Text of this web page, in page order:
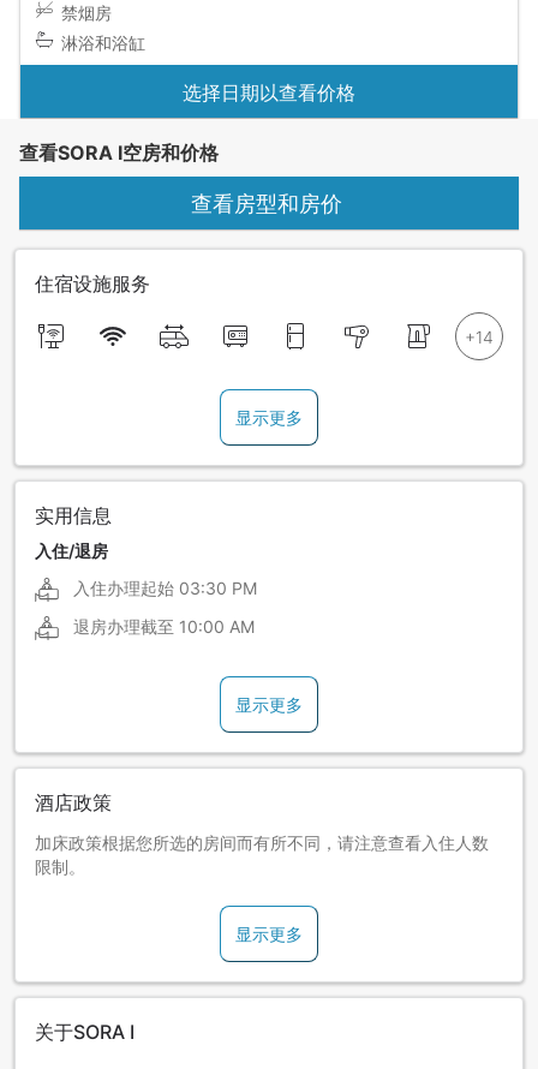
禁烟房
淋浴和浴缸
选择日期以查看价格
查看SORA I空房和价格
查看房型和房价
住宿设施服务
显示更多
实用信息
入住/退房
入住办理起始 03:30 PM
退房办理截至 10:00 AM
显示更多
酒店政策
加床政策根据您所选的房间而有所不同，请注意查看入住人数
限制。
显示更多
关于SORA I